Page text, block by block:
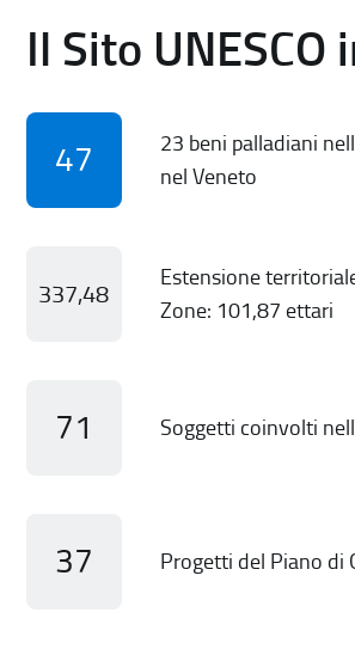
Il Sito UNESCO
47
23 beni palladiani
nel Veneto
337,48
Estensione
Zone: 101,87 ettari
71 Soggetti coinvolti
37 Progetti del Piano di